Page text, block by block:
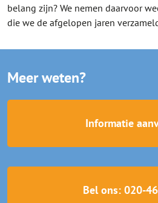
belang zijn? We nemen daarvoor
die we de afgelopen jaren
Meer weten?
Informatie
Bel ons: 020-